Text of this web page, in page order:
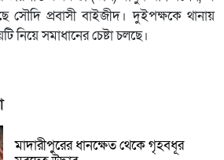
সৌদি প্রবাসী বাইজীদ। দুইপক্ষকে থানায়
নিয়ে সমাধানের চেষ্টা চলছে।
মাদারীপুরের ধানক্ষেত থেকে গৃহবধূর